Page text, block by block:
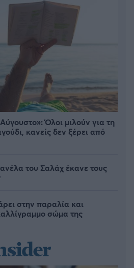
Όλοι μιλούν για τη
κανείς δεν ξέρει από
του Σαλάχ έκανε τους
στην παραλία και
σώμα της